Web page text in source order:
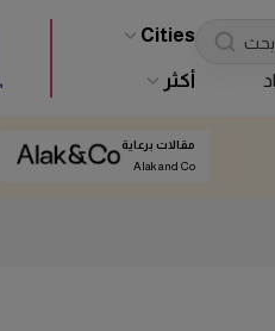
Cities
أكثر
مقالات برعاية
Alak and Co